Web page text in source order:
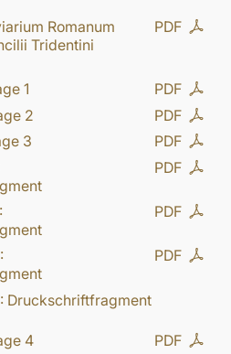
PDF
Romanum
Tridentini
PDF
1
PDF
2
PDF
3
PDF
PDF
PDF
Druckschriftfragment
PDF
4